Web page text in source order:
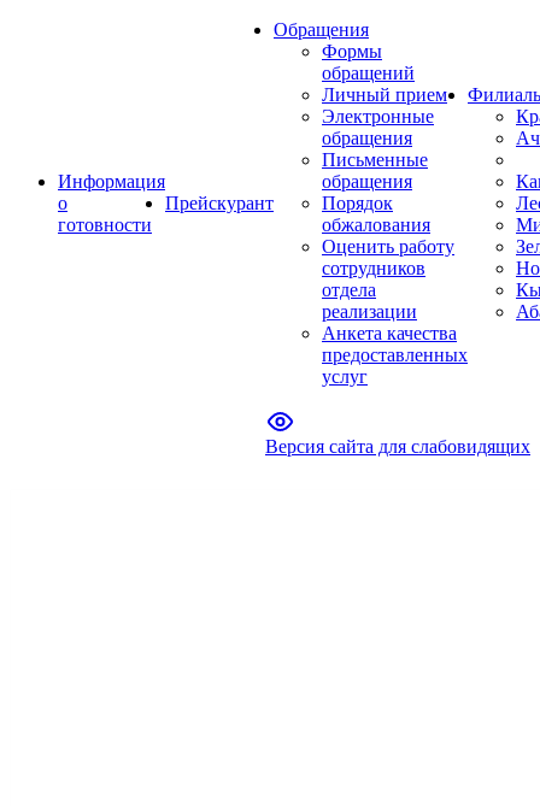
Информация
о
готовности
Прейскурант
Обращения
Формы
обращений
Личный прием
Электронные
обращения
Письменные
обращения
Порядок
обжалования
Оценить работу
сотрудников
отдела
реализации
Анкета качества
предоставленных
услуг
Версия сайта для слабовидящих